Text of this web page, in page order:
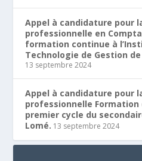
Appel à candidature pour
professionnelle en
formation continue à
Technologie de Gestion
13 septembre 2024
Appel à candidature pour
professionnelle
premier cycle du
Lomé. 13 septembre 2024